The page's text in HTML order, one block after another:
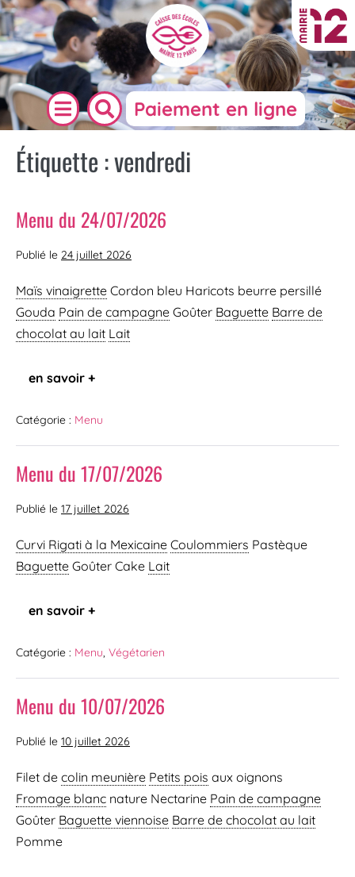
Paiement en ligne
Étiquette :vendredi
Menu du 24/07/2026
Publié le 24 juillet 2026
Maïs vinaigrette Cordon bleu Haricots beurre persillé
Gouda Pain de campagne Goûter Baguette Barre de
chocolat au lait Lait
en savoir +
Catégorie : Menu
Menu du 17/07/2026
Publié le 17 juillet 2026
Curvi Rigati à la Mexicaine Coulommiers Pastèque
Baguette Goûter Cake Lait
en savoir +
Catégorie : Menu, Végétarien
Menu du 10/07/2026
Publié le 10 juillet 2026
Filet de colin meunière Petits pois aux oignons
Fromage blanc nature Nectarine Pain de campagne
Goûter Baguette viennoise Barre de chocolat au lait
Pomme